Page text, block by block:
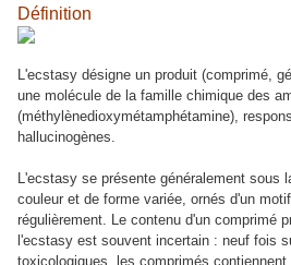
Définition
L'ecstasy désigne un produit (comprimé,
une molécule de la famille chimique des
(méthylènedioxymétamphétamine),
hallucinogènes.
L'ecstasy se présente généralement sous
couleur et de forme variée, ornés d'un
régulièrement. Le contenu d'un comprimé
l'ecstasy est souvent incertain : neuf fois
toxicologiques, les comprimés